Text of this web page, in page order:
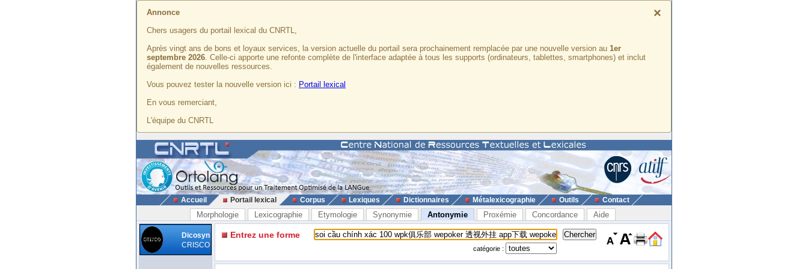
×
Annonce
Chers usagers du portail lexical du CNRTL,
Après vingt ans de bons et loyaux services, la version actuelle du portail sera prochainement remplacée par une nouvelle version au 1er
septembre 2026. Celle-ci apporte une refonte complète de l'interface adaptée à tous les supports (ordinateurs, tablettes, smartphones) et inclut
également de nouvelles ressources.
Vous pouvez tester la nouvelle version ici : Portail lexical
En vous remerciant,
L'équipe du CNRTL
Accueil Portail lexical Corpus Lexiques Dictionnaires Métalexicographie Outils Contact
Morphologie Lexicographie Etymologie Synonymie Antonymie Proxémie Concordance Aide
Dicosyn
CRISCO
Entrez une forme
catégorie :